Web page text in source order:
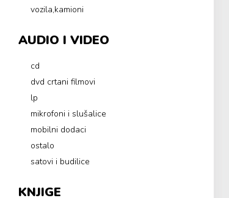
vozila,kamioni
AUDIO I VIDEO
cd
dvd crtani filmovi
lp
mikrofoni i slušalice
mobilni dodaci
ostalo
satovi i budilice
KNJIGE